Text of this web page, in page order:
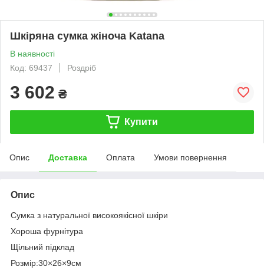
Шкіряна сумка жіноча Katana
В наявності
Код: 69437
Роздріб
3 602 ₴
Купити
Опис Доставка Оплата Умови повернення
Опис
Сумка з натуральної високоякісної шкіри
Хороша фурнітура
Щільний підклад
Розмір:30×26×9см